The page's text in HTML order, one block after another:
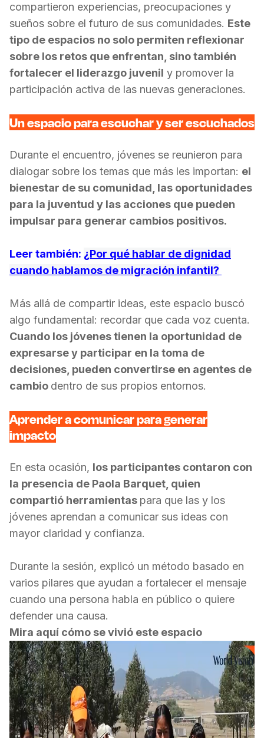
compartieron experiencias, preocupaciones y
sueños sobre el futuro de sus comunidades. Este
tipo de espacios no solo permiten reflexionar
sobre los retos que enfrentan, sino también
fortalecer el liderazgo juvenil y promover la
participación activa de las nuevas generaciones.
Un espacio para escuchar y ser escuchados
Durante el encuentro, jóvenes se reunieron para
dialogar sobre los temas que más les importan: el
bienestar de su comunidad, las oportunidades
para la juventud y las acciones que pueden
impulsar para generar cambios positivos.
Leer también: ¿Por qué hablar de dignidad
cuando hablamos de migración infantil?
Más allá de compartir ideas, este espacio buscó
algo fundamental: recordar que cada voz cuenta.
Cuando los jóvenes tienen la oportunidad de
expresarse y participar en la toma de
decisiones, pueden convertirse en agentes de
cambio dentro de sus propios entornos.
Aprender a comunicar para generar
impacto
En esta ocasión, los participantes contaron con
la presencia de Paola Barquet, quien
compartió herramientas para que las y los
jóvenes aprendan a comunicar sus ideas con
mayor claridad y confianza.
Durante la sesión, explicó un método basado en
varios pilares que ayudan a fortalecer el mensaje
cuando una persona habla en público o quiere
defender una causa.
Mira aquí cómo se vivió este espacio